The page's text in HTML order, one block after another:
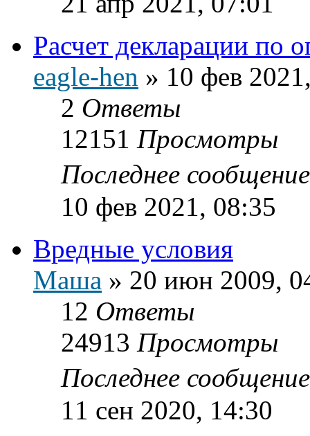
Расчет декларации по
eagle-hen » 10 фев
2 Ответы
12151 Просмотры
Последнее
10 фев 2021, 08:35
Вредные условия
Маша » 20 июн 2009,
12 Ответы
24913 Просмотры
Последнее
11 сен 2020, 14:30